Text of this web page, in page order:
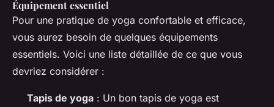
Équipement essentiel
Pour une pratique de yoga confortable et efficace,
vous aurez besoin de quelques équipements
essentiels. Voici une liste détaillée de ce que vous
devriez considérer :
Tapis de yoga : Un bon tapis de yoga est